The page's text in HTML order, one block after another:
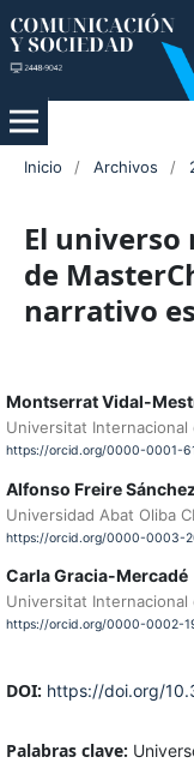
Inicio / Archivos /
El
de
narrativo
Montserrat Vidal-
Universitat Internacional
https://orcid.org/0000-0001-
Alfonso Freire
Universidad Abat Oliba
https://orcid.org/0000-0003-
Carla Gracia-Mercadé
Universitat Internacional
https://orcid.org/0000-0002-
DOI: https://doi.org/
Palabras clave: